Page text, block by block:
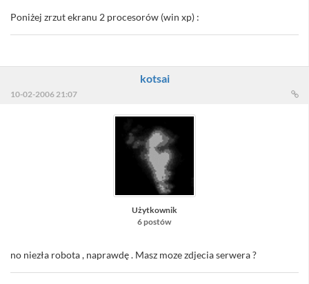
Poniżej zrzut ekranu 2 procesorów (win xp) :
kotsai
10-02-2006 21:07
Użytkownik
6 postów
no niezła robota , naprawdę . Masz moze zdjecia serwera ?